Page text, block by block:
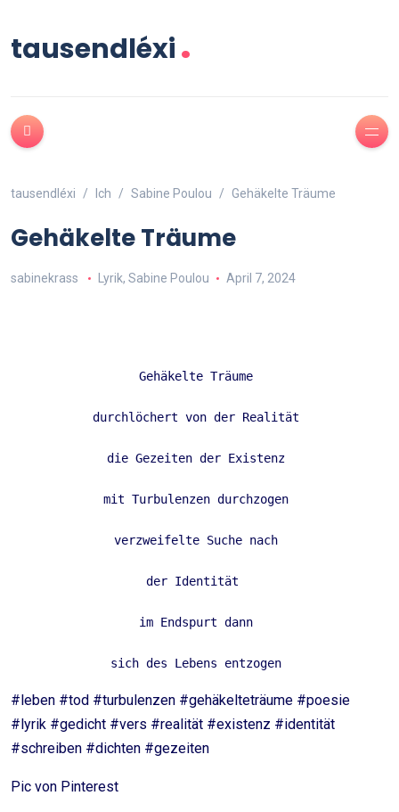
tausendléxi.
tausendléxi Ich Sabine Poulou Gehäkelte Träume
Gehäkelte Träume
sabinekrass Lyrik, Sabine Poulou April 7, 2024
Gehäkelte Träume
durchlöchert von der Realität
die Gezeiten der Existenz
mit Turbulenzen durchzogen
verzweifelte Suche nach
der Identität
im Endspurt dann
sich des Lebens entzogen
#leben #tod #turbulenzen #gehäkelteträume #poesie
#lyrik #gedicht #vers #realität #existenz #identität
#schreiben #dichten #gezeiten
Pic von Pinterest